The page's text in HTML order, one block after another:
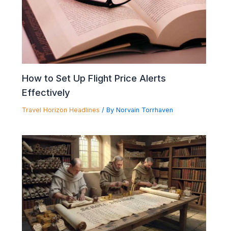
How to Set Up Flight Price Alerts
Effectively
Travel Horizon Headlines / By Norvain Torrhaven